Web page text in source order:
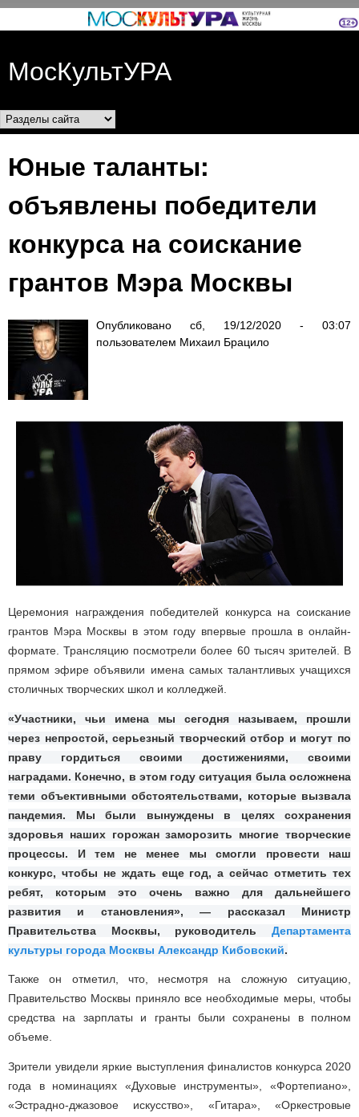
Перейти к основному
МосКультУРА
Разделы сайта
Юные таланты:
объявлены победители
конкурса на соискание
грантов Мэра Москвы
Опубликовано сб, 19/12/2020 - 03:07
пользователем Михаил Брацило
Церемония награждения победителей конкурса на соискание
грантов Мэра Москвы в этом году впервые прошла в онлайн-
формате. Трансляцию посмотрели более 60 тысяч зрителей. В
прямом эфире объявили имена самых талантливых учащихся
столичных творческих школ и колледжей.
«Участники, чьи имена мы сегодня называем, прошли
через непростой, серьезный творческий отбор и могут по
праву гордиться своими достижениями, своими
наградами. Конечно, в этом году ситуация была осложнена
теми объективными обстоятельствами, которые вызвала
пандемия. Мы были вынуждены в целях сохранения
здоровья наших горожан заморозить многие творческие
процессы. И тем не менее мы смогли провести наш
конкурс, чтобы не ждать еще год, а сейчас отметить тех
ребят, которым это очень важно для дальнейшего
развития и становления», — рассказал Министр
Правительства Москвы, руководитель Департамента
культуры города Москвы Александр Кибовский.
Также он отметил, что, несмотря на сложную ситуацию,
Правительство Москвы приняло все необходимые меры, чтобы
средства на зарплаты и гранты были сохранены в полном
объеме.
Зрители увидели яркие выступления финалистов конкурса 2020
года в номинациях «Духовые инструменты», «Фортепиано»,
«Эстрадно-джазовое искусство», «Гитара», «Оркестровые